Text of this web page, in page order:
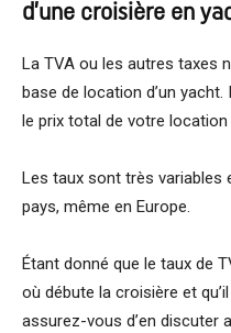
d’une croisière en
La TVA ou les autres taxes
base de location d’un
le prix total de votre location
Les taux sont très
pays, même en Europe.
Étant donné que le taux de
où débute la croisière et
assurez-vous d’en discuter